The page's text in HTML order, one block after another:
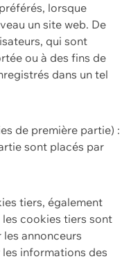
lorsque
un site web. De
qui sont
ou à des fins de
dans un tel
de première partie) :
sont placés par
tiers, également
cookies tiers sont
annonceurs
informations des